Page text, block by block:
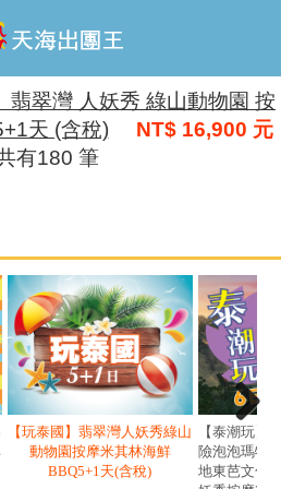
翡翠灣 人妖秀 綠山動物園 按
天 (含稅)
NT$ 16,900 元
有180 筆
【玩泰國】翡翠灣人妖秀綠山
動物園按摩米其林海鮮
BBQ5+1天(含稅)
【泰潮玩】
險泡泡瑪特
地東芭文化